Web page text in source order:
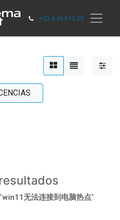
+32 4 364 12 00
win11无法连接到电脑热点".